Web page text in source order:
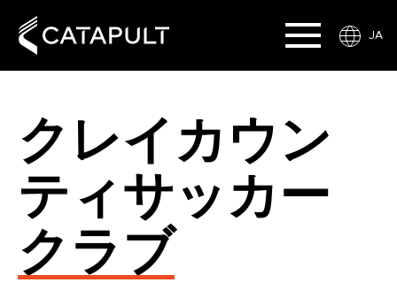
JA
クレイカウン
ティサッカー
クラブ